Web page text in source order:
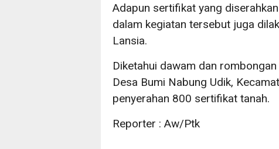
Adapun sertifikat yang
dalam kegiatan tersebut juga
Lansia.
Diketahui dawam dan
Desa Bumi Nabung Udik,
penyerahan 800 sertifikat tanah.
Reporter : Aw/Ptk